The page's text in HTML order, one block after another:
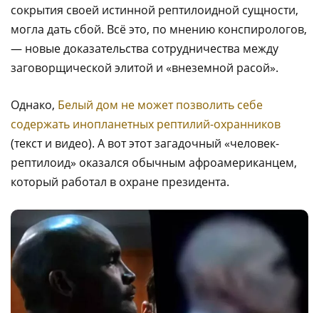
сокрытия своей истинной рептилоидной сущности,
могла дать сбой. Всё это, по мнению конспирологов,
— новые доказательства сотрудничества между
заговорщической элитой и «внеземной расой».
Однако, Белый дом не может позволить себе
содержать инопланетных рептилий-охранников
(текст и видео). А вот этот загадочный «человек-
рептилоид» оказался обычным афроамериканцем,
который работал в охране президента.